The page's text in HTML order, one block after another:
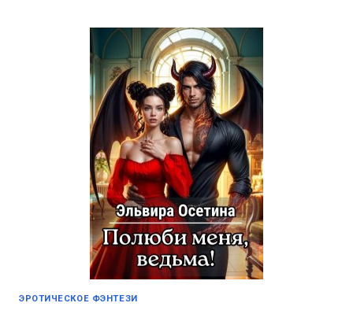
ИНОГО
ЭРОТИЧЕСКОЕ ФЭНТЕЗИ